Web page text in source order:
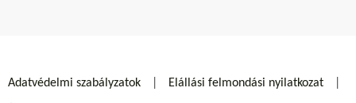
Adatvédelmi szabályzatok Elállási felmondási nyilatkozat